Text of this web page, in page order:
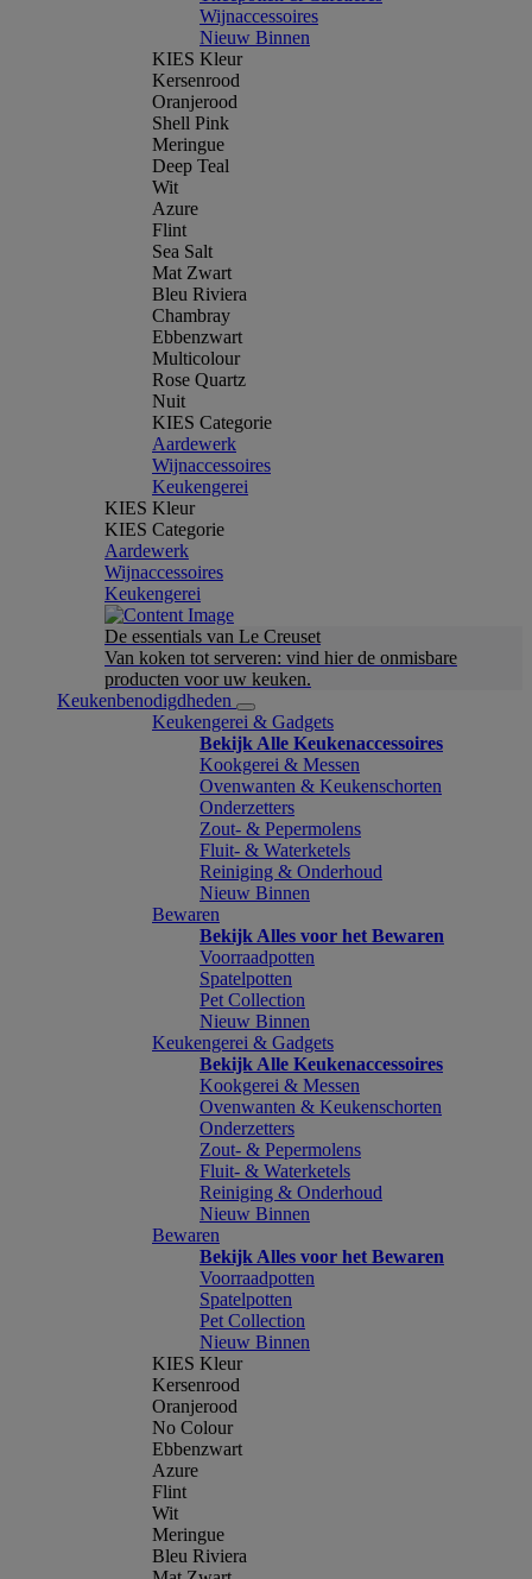
Wijnaccessoires
Nieuw Binnen
KIES Kleur
Kersenrood
Oranjerood
Shell Pink
Meringue
Deep Teal
Wit
Azure
Flint
Sea Salt
Mat Zwart
Bleu Riviera
Chambray
Ebbenzwart
Multicolour
Rose Quartz
Nuit
KIES Categorie
Aardewerk
Wijnaccessoires
Keukengerei
KIES Kleur
KIES Categorie
Aardewerk
Wijnaccessoires
Keukengerei
De essentials van Le Creuset
Van koken tot serveren: vind hier de onmisbare
producten voor uw keuken.
Keukenbenodigdheden
Keukengerei & Gadgets
Bekijk Alle Keukenaccessoires
Kookgerei & Messen
Ovenwanten & Keukenschorten
Onderzetters
Zout- & Pepermolens
Fluit- & Waterketels
Reiniging & Onderhoud
Nieuw Binnen
Bewaren
Bekijk Alles voor het Bewaren
Voorraadpotten
Spatelpotten
Pet Collection
Nieuw Binnen
Keukengerei & Gadgets
Bekijk Alle Keukenaccessoires
Kookgerei & Messen
Ovenwanten & Keukenschorten
Onderzetters
Zout- & Pepermolens
Fluit- & Waterketels
Reiniging & Onderhoud
Nieuw Binnen
Bewaren
Bekijk Alles voor het Bewaren
Voorraadpotten
Spatelpotten
Pet Collection
Nieuw Binnen
KIES Kleur
Kersenrood
Oranjerood
No Colour
Ebbenzwart
Azure
Flint
Wit
Meringue
Bleu Riviera